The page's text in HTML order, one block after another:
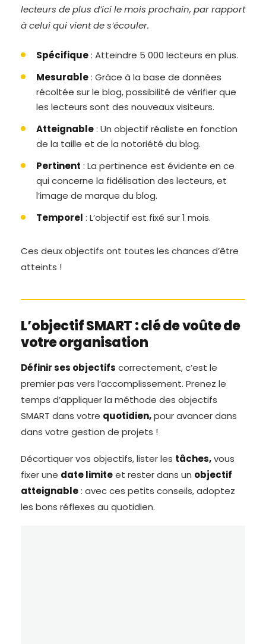
lecteurs de plus d’ici le mois prochain, par rapport
à celui qui vient de s’écouler.
Spécifique: Atteindre 5 000 lecteurs en plus.
Mesurable: Grâce à la base de données
récoltée sur le blog, possibilité de vérifier que
les lecteurs sont des nouveaux visiteurs.
Atteignable: Un objectif réaliste en fonction
de la taille et de la notoriété du blog.
Pertinent : La pertinence est évidente en ce
qui concerne la fidélisation des lecteurs, et
l’image de marque du blog.
Temporel : L’objectif est fixé sur 1 mois.
Ces deux objectifs ont toutes les chances d’être
atteints !
L’objectif SMART : clé de voûte de
votre organisation
Définir ses objectifs correctement, c’est le
premier pas vers l’accomplissement. Prenez le
temps d’appliquer la méthode des objectifs
SMART dans votre quotidien,pour avancer dans
dans votre gestion de projets !
Décortiquer vos objectifs, lister les tâches,vous
fixer une date limiteet rester dans un objectif
atteignable: avec ces petits conseils, adoptez
les bons réflexes au quotidien.